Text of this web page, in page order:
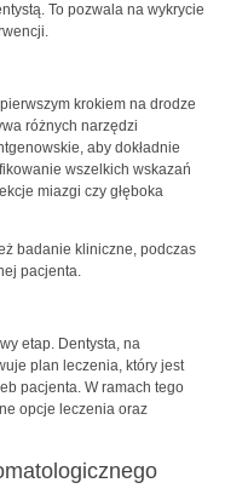
To pozwala na wykrycie
krokiem na drodze
różnych narzędzi
aby dokładnie
wszelkich wskazań
miazgi czy głęboka
badanie kliniczne, podczas
pacjenta.
etap. Dentysta, na
plan leczenia, który jest
pacjenta. W ramach tego
opcje leczenia oraz